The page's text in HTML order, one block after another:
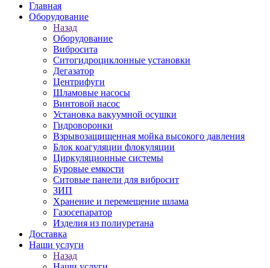
Главная
Оборудование
Назад
Оборудование
Вибросита
Ситогидроциклонные установки
Дегазатор
Центрифуги
Шламовые насосы
Винтовой насос
Установка вакуумной осушки
Гидроворонки
Взрывозащищенная мойка высокого давления
Блок коагуляции флокуляции
Циркуляционные системы
Буровые емкости
Ситовые панели для вибросит
ЗИП
Хранение и перемещение шлама
Газосепаратор
Изделия из полиуретана
Доставка
Наши услуги
Назад